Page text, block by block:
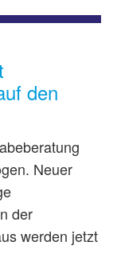
den
Neuer
der
werden jetzt